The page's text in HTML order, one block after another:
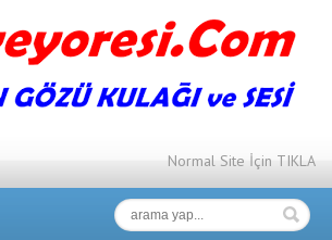
Normal Site İçin TIKLA